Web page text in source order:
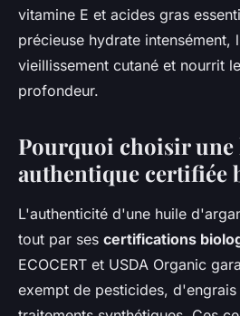
vitamine E et acides gras
précieuse hydrate intensément,
vieillissement cutané et nourrit
profondeur.
Pourquoi choisir une
authentique certifiée
L'authenticité d'une huile
tout par ses certifications
ECOCERT et USDA Organic
exempt de pesticides,